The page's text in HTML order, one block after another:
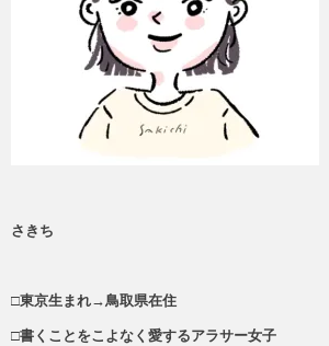
さきち
□東京生まれ→鳥取県在住
□書くことをこよなく愛するアラサー女子